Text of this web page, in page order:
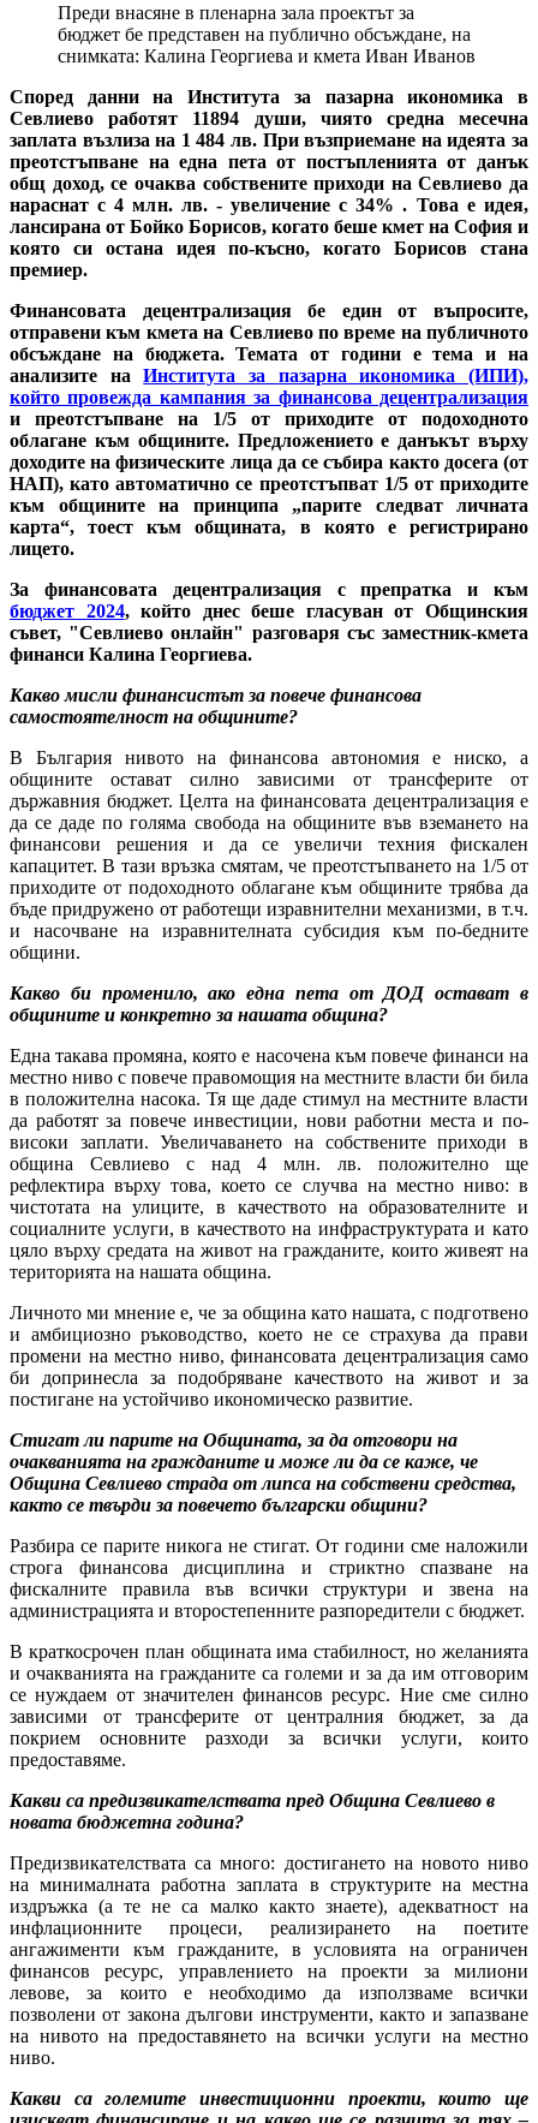
Преди внасяне в пленарна зала проектът за
бюджет бе представен на публично обсъждане, на
снимката: Калина Георгиева и кмета Иван Иванов
Според данни на Института за пазарна икономика в
Севлиево работят 11894 души, чиято средна месечна
заплата възлиза на 1 484 лв. При възприемане на идеята за
преотстъпване на една пета от постъпленията от данък
общ доход, се очаква собствените приходи на Севлиево да
нараснат с 4 млн. лв. - увеличение с 34% . Това е идея,
лансирана от Бойко Борисов, когато беше кмет на София и
която си остана идея по-късно, когато Борисов стана
премиер.
Финансовата децентрализация бе един от въпросите,
отправени към кмета на Севлиево по време на публичното
обсъждане на бюджета. Темата от години е тема и на
анализите наИнститута за пазарна икономика (ИПИ),
който провежда кампания за финансова децентрализация
и преотстъпване на 1/5 от приходите от подоходното
облагане към общините. Предложението е данъкът върху
доходите на физическите лица да се събира както досега (от
НАП), като автоматично се преотстъпват 1/5 от приходите
към общините на принципа „парите следват личната
карта“, тоест към общината, в която е регистрирано
лицето.
За финансовата децентрализация с препратка и към
бюджет 2024, който днес беше гласуван от Общинския
съвет, "Севлиево онлайн" разговаря със заместник-кмета
финанси Калина Георгиева.
Какво мисли финансистът за повече финансова
самостоятелност на общините?
В България нивото на финансова автономия е ниско, а
общините остават силно зависими от трансферите от
държавния бюджет. Целта на финансовата децентрализация е
да се даде по голяма свобода на общините във вземането на
финансови решения и да се увеличи техния фискален
капацитет. В тази връзка смятам, че преотстъпването на 1/5 от
приходите от подоходното облагане към общините трябва да
бъде придружено от работещи изравнителни механизми, в т.ч.
и насочване на изравнителната субсидия към по-бедните
общини.
Какво би променило, ако една пета от ДОД остават в
общините и конкретно за нашата община?
Една такава промяна, която е насочена към повече финанси на
местно ниво с повече правомощия на местните власти би била
в положителна насока. Тя ще даде стимул на местните власти
да работят за повече инвестиции, нови работни места и по-
високи заплати. Увеличаването на собствените приходи в
община Севлиево с над 4 млн. лв. положително ще
рефлектира върху това, което се случва на местно ниво: в
чистотата на улиците, в качеството на образователните и
социалните услуги, в качеството на инфраструктурата и като
цяло върху средата на живот на гражданите, които живеят на
територията на нашата община.
Личното ми мнение е, че за община като нашата, с подготвено
и амбициозно ръководство, което не се страхува да прави
промени на местно ниво, финансовата децентрализация само
би допринесла за подобряване качеството на живот и за
постигане на устойчиво икономическо развитие.
Стигат ли парите на Общината, за да отговори на
очакванията на гражданите и може ли да се каже, че
Община Севлиево страда от липса на собствени средства,
както се твърди за повечето български общини?
Разбира се парите никога не стигат. От години сме наложили
строга финансова дисциплина и стриктно спазване на
фискалните правила във всички структури и звена на
администрацията и второстепенните разпоредители с бюджет.
В краткосрочен план общината има стабилност, но желанията
и очакванията на гражданите са големи и за да им отговорим
се нуждаем от значителен финансов ресурс. Ние сме силно
зависими от трансферите от централния бюджет, за да
покрием основните разходи за всички услуги, които
предоставяме.
Какви са предизвикателствата пред Община Севлиево в
новата бюджетна година?
Предизвикателствата са много: достигането на новото ниво
на минималната работна заплата в структурите на местна
издръжка(а те не са малко както знаете), адекватност на
инфлационните процеси, реализирането на поетите
ангажименти към гражданите, в условията на ограничен
финансов ресурс, управлението на проекти за милиони
левове, за които е необходимо да използваме всички
позволени от закона дългови инструменти, както и запазване
на нивото на предоставянето на всички услуги на местно
ниво.
Какви са големите инвестиционни проекти, които ще